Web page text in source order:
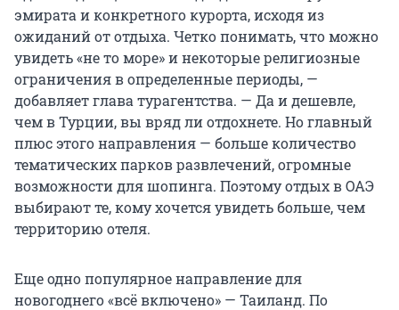
эмирата и конкретного курорта, исходя из
ожиданий от отдыха. Четко понимать, что можно
увидеть «не то море» и некоторые религиозные
ограничения в определенные периоды, —
добавляет глава турагентства. — Да и дешевле,
чем в Турции, вы вряд ли отдохнете. Но главный
плюс этого направления — больше количество
тематических парков развлечений, огромные
возможности для шопинга. Поэтому отдых в ОАЭ
выбирают те, кому хочется увидеть больше, чем
территорию отеля.
Еще одно популярное направление для
новогоднего «всё включено» — Таиланд. По